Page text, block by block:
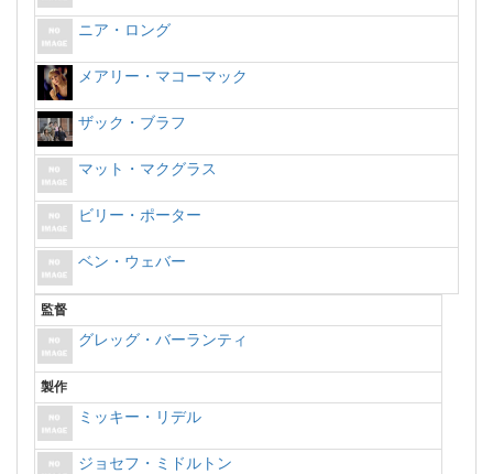
ニア・ロング
メアリー・マコーマック
ザック・ブラフ
マット・マクグラス
ビリー・ポーター
ベン・ウェバー
監督
グレッグ・バーランティ
製作
ミッキー・リデル
ジョセフ・ミドルトン